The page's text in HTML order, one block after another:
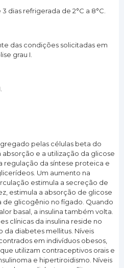
dias refrigerada de 2°C a 8°C.
das condições solicitadas em
grau I.
pelas células beta do
absorção e a utilização da glicose
regulação da síntese proteica e
Um aumento na
estimula a secreção de
estimula a absorção de glicose
de glicogênio no fígado. Quando
basal, a insulina também volta.
clínicas da insulina reside no
diabetes mellitus. Níveis
em indivíduos obesos,
utilizam contraceptivos orais e
e hipertiroidismo. Níveis